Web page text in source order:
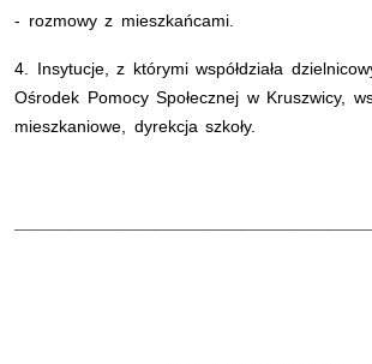
- rozmowy z mieszkańcami.
4. Insytucje, z którymi współdziała
Ośrodek Pomocy Społecznej w Kruszwicy,
mieszkaniowe, dyrekcja szkoły.